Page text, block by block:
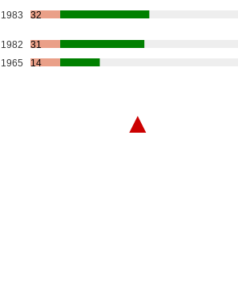
1983 32
1982
31
1965 14
▲